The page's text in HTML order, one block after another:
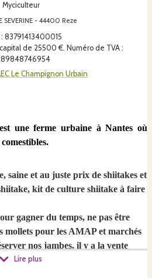
Myciculteur
SEVERINE - 44400 Reze
: 83791413400015
de 25500 €. Numéro de TVA :
Le Champignon Urbain
une ferme urbaine à Nantes où
saine et au juste prix de shiitakes et
kit de culture shiitake à faire
gagner du temps, ne pas être
mollets pour les AMAP et marchés
nos jambes, il y a la vente
semaine.
Lire plus